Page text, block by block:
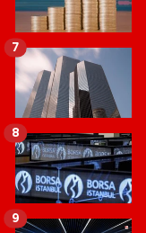
7
8
9